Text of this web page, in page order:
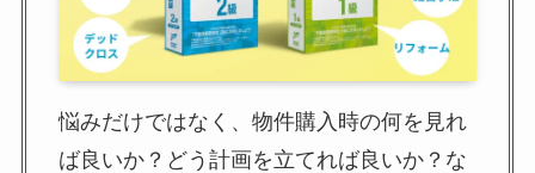
悩みだけではなく、物件購入時の何を見れ
ば良いか？どう計画を立てれば良いか？な